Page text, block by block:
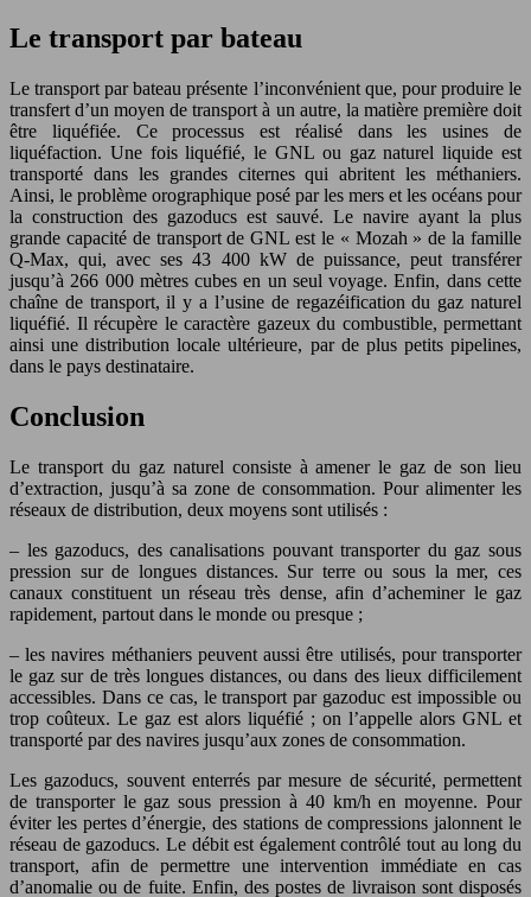
Le transport par bateau
Le transport par bateau présente l’inconvénient que, pour produire le
transfert d’un moyen de transport à un autre, la matière première doit
être liquéfiée. Ce processus est réalisé dans les usines de
liquéfaction. Une fois liquéfié, le GNL ou gaz naturel liquide est
transporté dans les grandes citernes qui abritent les méthaniers.
Ainsi, le problème orographique posé par les mers et les océans pour
la construction des gazoducs est sauvé. Le navire ayant la plus
grande capacité de transport de GNL est le « Mozah » de la famille
Q-Max, qui, avec ses 43 400 kW de puissance, peut transférer
jusqu’à 266 000 mètres cubes en un seul voyage. Enfin, dans cette
chaîne de transport, il y a l’usine de regazéification du gaz naturel
liquéfié. Il récupère le caractère gazeux du combustible, permettant
ainsi une distribution locale ultérieure, par de plus petits pipelines,
dans le pays destinataire.
Conclusion
Le transport du gaz naturel consiste à amener le gaz de son lieu
d’extraction, jusqu’à sa zone de consommation. Pour alimenter les
réseaux de distribution, deux moyens sont utilisés :
– les gazoducs, des canalisations pouvant transporter du gaz sous
pression sur de longues distances. Sur terre ou sous la mer, ces
canaux constituent un réseau très dense, afin d’acheminer le gaz
rapidement, partout dans le monde ou presque ;
– les navires méthaniers peuvent aussi être utilisés, pour transporter
le gaz sur de très longues distances, ou dans des lieux difficilement
accessibles. Dans ce cas, le transport par gazoduc est impossible ou
trop coûteux. Le gaz est alors liquéfié ; on l’appelle alors GNL et
transporté par des navires jusqu’aux zones de consommation.
Les gazoducs, souvent enterrés par mesure de sécurité, permettent
de transporter le gaz sous pression à 40 km/h en moyenne. Pour
éviter les pertes d’énergie, des stations de compressions jalonnent le
réseau de gazoducs. Le débit est également contrôlé tout au long du
transport, afin de permettre une intervention immédiate en cas
d’anomalie ou de fuite. Enfin, des postes de livraison sont disposés